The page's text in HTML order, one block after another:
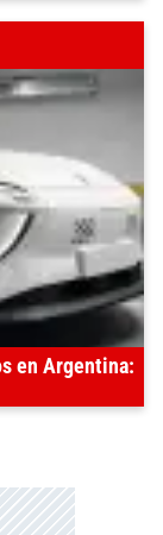
en Argentina: